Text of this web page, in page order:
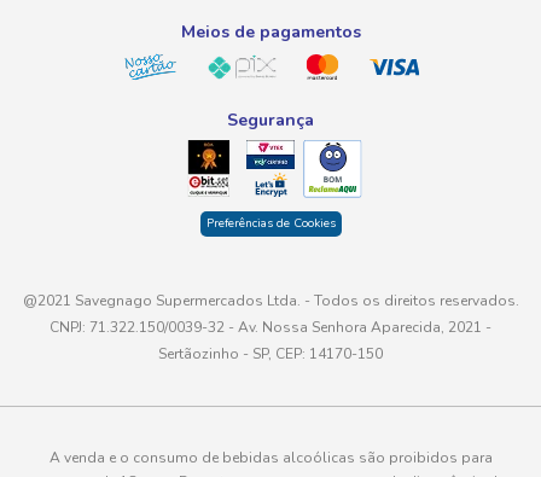
Meios de pagamentos
Segurança
Preferências de Cookies
@2021 Savegnago Supermercados Ltda. - Todos os direitos reservados.
CNPJ: 71.322.150/0039-32 - Av. Nossa Senhora Aparecida, 2021 -
Sertãozinho - SP, CEP: 14170-150
A venda e o consumo de bebidas alcoólicas são proibidos para